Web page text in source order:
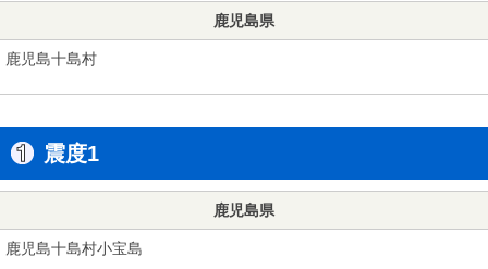
鹿児島県
鹿児島十島村
震度1
鹿児島県
鹿児島十島村小宝島